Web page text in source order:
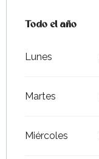
Todo el año
Todo el año
Lunes
Martes
Miércoles